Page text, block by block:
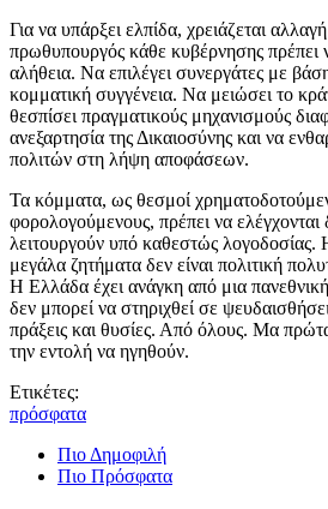
Για να υπάρξει ελπίδα, χρειάζεται
πρωθυπουργός κάθε κυβέρνησης πρέπει
αλήθεια. Να επιλέγει συνεργάτες με
κομματική συγγένεια. Να μειώσει το
θεσπίσει πραγματικούς μηχανισμούς
ανεξαρτησία της Δικαιοσύνης και να
πολιτών στη λήψη αποφάσεων.
Τα κόμματα, ως θεσμοί
φορολογούμενους, πρέπει να ελέγχονται
λειτουργούν υπό καθεστώς λογοδοσίας.
μεγάλα ζητήματα δεν είναι πολιτική
Η Ελλάδα έχει ανάγκη από μια
δεν μπορεί να στηριχθεί σε
πράξεις και θυσίες. Από όλους. Μα
την εντολή να ηγηθούν.
Ετικέτες:
πρόσφατα
Πιο Δημοφιλή
Πιο Πρόσφατα